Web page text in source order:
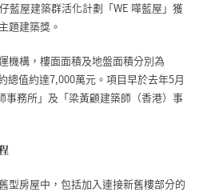
藍屋建築群活化計劃「WE 嘩藍屋」獲
題建築獎。
機構，樓面面積及地盤面積分別為
總值約達7,000萬元。項目早於去年5月
事務所」及「梁黃顧建築師（香港）事
型房屋中，包括加入連接新舊樓部分的